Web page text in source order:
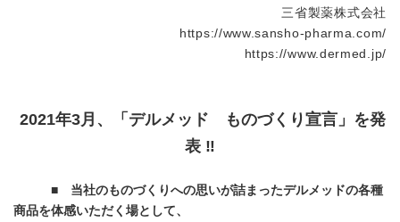
三省製薬株式会社
https://www.sansho-pharma.com/
https://www.dermed.jp/
2021年3月、「デルメッド ものづくり宣言」を発
表 ‼
■ 当社のものづくりへの思いが詰まったデルメッドの各種
商品を体感いただく場として、